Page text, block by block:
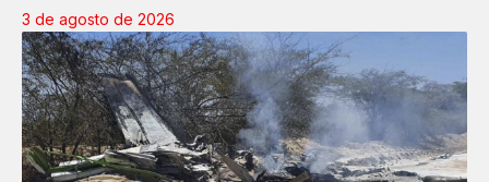
3 de agosto de 2026